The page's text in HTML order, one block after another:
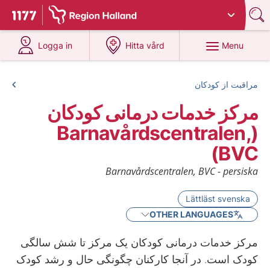
To start page for 1177
Du har valt region Halland
Logga in
at 1177.se
Hitta vård
at 1177.se
Menu
مراقبت از کودکان
مرکز خدمات درمانی کودکان
(Barnavårdscentralen,
BVC)
Barnavårdscentralen, BVC - persiska
Lättläst svenska
OTHER LANGUAGES
مرکز خدمات درمانی کودکان یک مرکز تا شش سالگی
کودک است. در آنجا کارکنان چگونگی حال و رشد کودک